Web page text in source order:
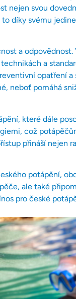
nejen svou
díky svému
a odpovědnost.
a
opatření
neboť pomáhá
které dále
což
přináší nejen
potápění,
ale také
pro české